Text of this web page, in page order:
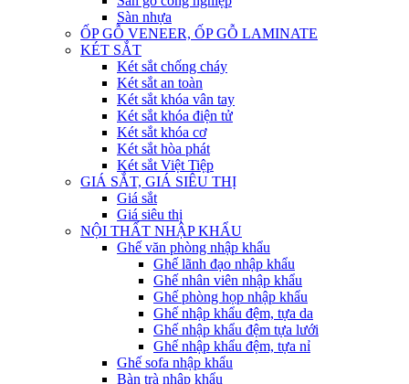
Sàn nhựa
ỐP GỖ VENEER, ỐP GỖ LAMINATE
KÉT SẮT
Két sắt chống cháy
Két sắt an toàn
Két sắt khóa vân tay
Két sắt khóa điện tử
Két sắt khóa cơ
Két sắt hòa phát
Két sắt Việt Tiệp
GIÁ SẮT, GIÁ SIÊU THỊ
Giá sắt
Giá siêu thị
NỘI THẤT NHẬP KHẨU
Ghế văn phòng nhập khẩu
Ghế lãnh đạo nhập khẩu
Ghế nhân viên nhập khẩu
Ghế phòng họp nhập khẩu
Ghế nhập khẩu đệm, tựa da
Ghế nhập khẩu đệm tựa lưới
Ghế nhập khẩu đệm, tựa nỉ
Ghế sofa nhập khẩu
Bàn trà nhập khẩu